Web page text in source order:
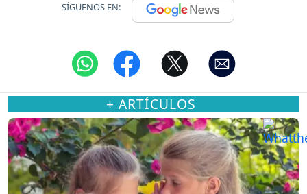
SÍGUENOS EN:
+ ARTÍCULOS